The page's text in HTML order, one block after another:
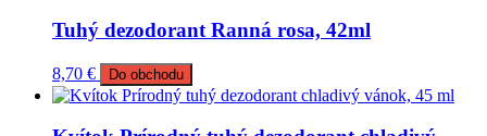
Tuhý dezodorant Ranná rosa, 42ml
8,70 € Do obchodu